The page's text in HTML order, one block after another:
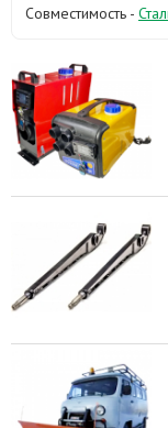
Совместимость -